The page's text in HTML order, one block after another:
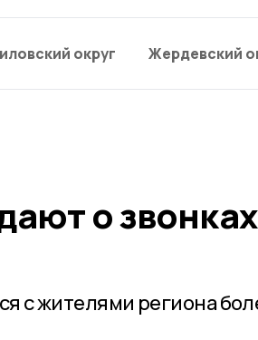
округ Жердевский
о
с жителями региона